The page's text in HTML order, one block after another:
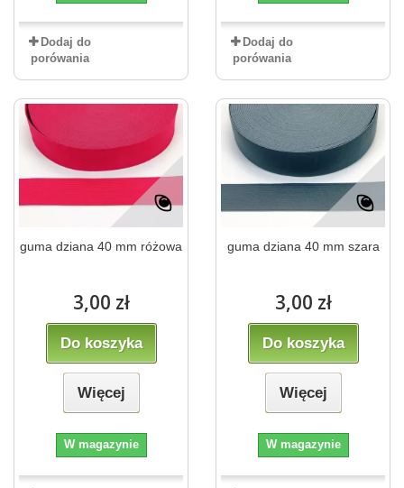
Dodaj do
porówania
Dodaj do
porówania
guma dziana 40 mm różowa
3,00 zł
Do koszyka
Więcej
W magazynie
guma dziana 40 mm szara
3,00 zł
Do koszyka
Więcej
W magazynie